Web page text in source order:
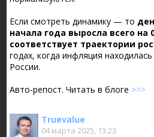
Если смотреть динамику — то
начала года выросла всего на
соответствует траектории
годах, когда инфляция
России.
Авто-репост. Читать в блоге >>>
Truevalue
04 марта 2025, 13:23